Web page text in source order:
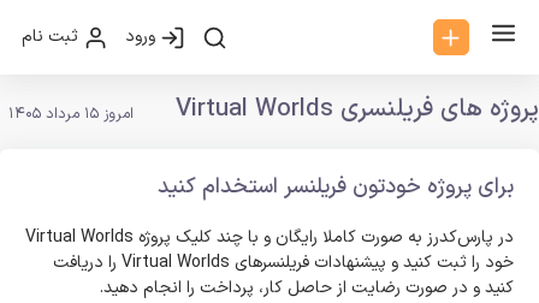
ورود ثبت نام
پروژه های فریلنسری Virtual Worlds امروز 15 مرداد 1405
برای پروژه خودتون فریلنسر استخدام کنید
در پارس‌کدرز به صورت کاملا رایگان و با چند کلیک پروژه Virtual Worlds
خود را ثبت کنید و پیشنهادات فریلنسر‌های Virtual Worlds را دریافت
کنید و در صورت رضایت از حاصل کار، پرداخت را انجام دهید.